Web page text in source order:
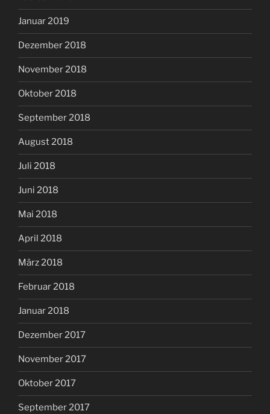
Januar 2019
Dezember 2018
November 2018
Oktober 2018
September 2018
August 2018
Juli 2018
Juni 2018
Mai 2018
April 2018
März 2018
Februar 2018
Januar 2018
Dezember 2017
November 2017
Oktober 2017
September 2017